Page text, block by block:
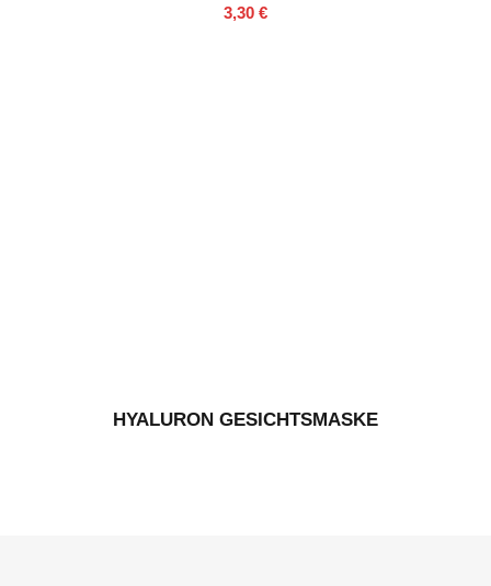
3,30 €
HYALURON GESICHTSMASKE